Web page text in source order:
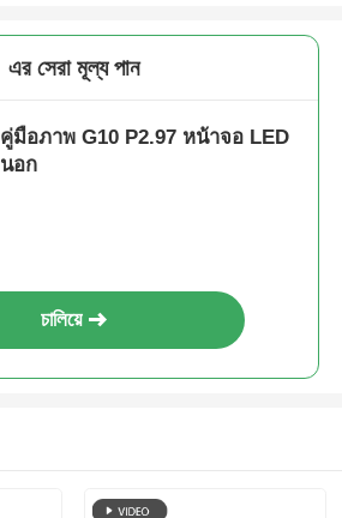
এর সেরা মূল্য পান
คู่มือภาพ G10 P2.97 หน้าจอ LED
นอก
চালিয়ে